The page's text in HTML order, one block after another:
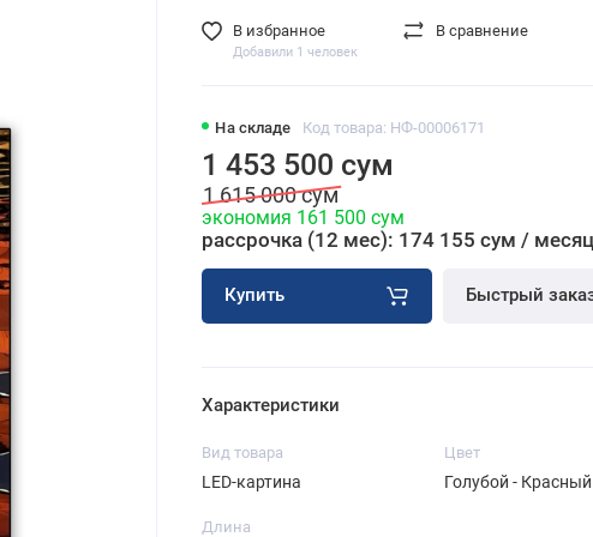
На складе Код товара: НФ-00006171
1 453 500 сум
1 615 000 сум
экономия 161 500 сум
рассрочка (12 мес): 174 155 сум / месяц
Купить Быстрый
В избранное
Добавили 1 человек
В сравнение
Характеристики
Вид товара
LED-картина
Цвет
Голубой - Красный
Длина